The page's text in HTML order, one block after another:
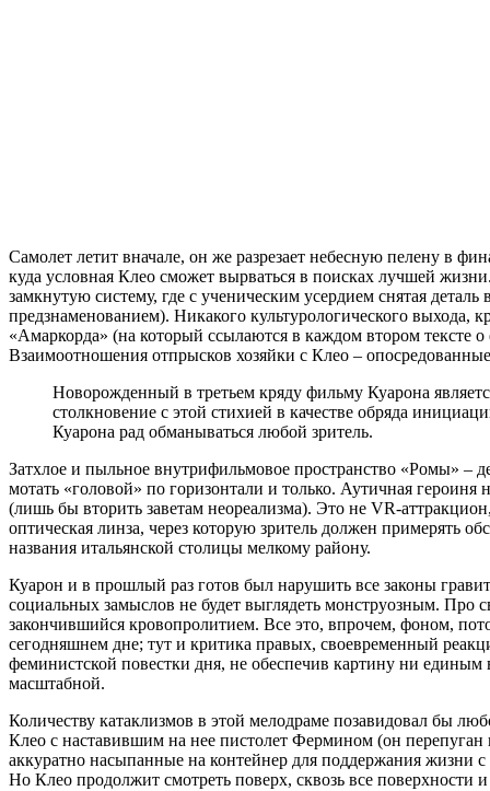
Самолет летит вначале, он же разрезает небесную пелену в
куда условная Клео сможет вырваться в поисках лучшей
замкнутую систему, где с ученическим усердием снятая
предзнаменованием). Никакого культурологического
«Амаркорда» (на который ссылаются в каждом втором тексте
Взаимоотношения отпрысков хозяйки с Клео –
Новорожденный в третьем кряду фильму Куарона
столкновение с этой стихией в качестве обряда
Куарона рад обманываться любой зритель.
Затхлое и пыльное внутрифильмовое пространство «Ромы» –
мотать «головой» по горизонтали и только. Аутичная
(лишь бы вторить заветам неореализма). Это не VR-
оптическая линза, через которую зритель должен примерять
названия итальянской столицы мелкому району.
Куарон и в прошлый раз готов был нарушить все законы
социальных замыслов не будет выглядеть монструозным.
закончившийся кровопролитием. Все это, впрочем, фоном,
сегодняшнем дне; тут и критика правых, своевременный
феминистской повестки дня, не обеспечив картину ни
масштабной.
Количеству катаклизмов в этой мелодраме позавидовал бы
Клео с наставившим на нее пистолет Фермином (он
аккуратно насыпанные на контейнер для поддержания жизни
Но Клео продолжит смотреть поверх, сквозь все поверхности